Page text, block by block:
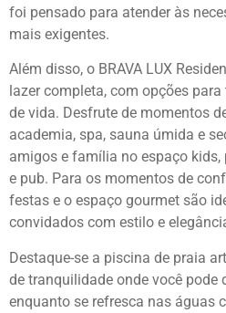
foi pensado para atender às
mais exigentes.
Além disso, o BRAVA LUX
lazer completa, com opções
de vida. Desfrute de momentos
academia, spa, sauna úmida e
amigos e família no espaço
e pub. Para os momentos de
festas e o espaço gourmet são
convidados com estilo e
Destaque-se a piscina de praia
de tranquilidade onde você
enquanto se refresca nas águas